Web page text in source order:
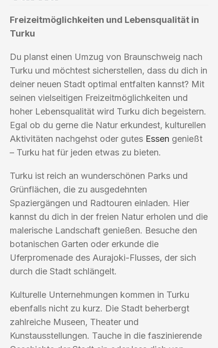
Freizeitmöglichkeiten und Lebensqualität in
Turku
Du planst einen Umzug von Braunschweig nach
Turku und möchtest sicherstellen, dass du dich in
deiner neuen Stadt optimal entfalten kannst? Mit
seinen vielseitigen Freizeitmöglichkeiten und
hoher Lebensqualität wird Turku dich begeistern.
Egal ob du gerne die Natur erkundest, kulturellen
Aktivitäten nachgehst oder gutes Essen genießt
– Turku hat für jeden etwas zu bieten.
Turku ist reich an wunderschönen Parks und
Grünflächen, die zu ausgedehnten
Spaziergängen und Radtouren einladen. Hier
kannst du dich in der freien Natur erholen und die
malerische Landschaft genießen. Besuche den
botanischen Garten oder erkunde die
Uferpromenade des Aurajoki-Flusses, der sich
durch die Stadt schlängelt.
Kulturelle Unternehmungen kommen in Turku
ebenfalls nicht zu kurz. Die Stadt beherbergt
zahlreiche Museen, Theater und
Kunstausstellungen. Tauche in die faszinierende